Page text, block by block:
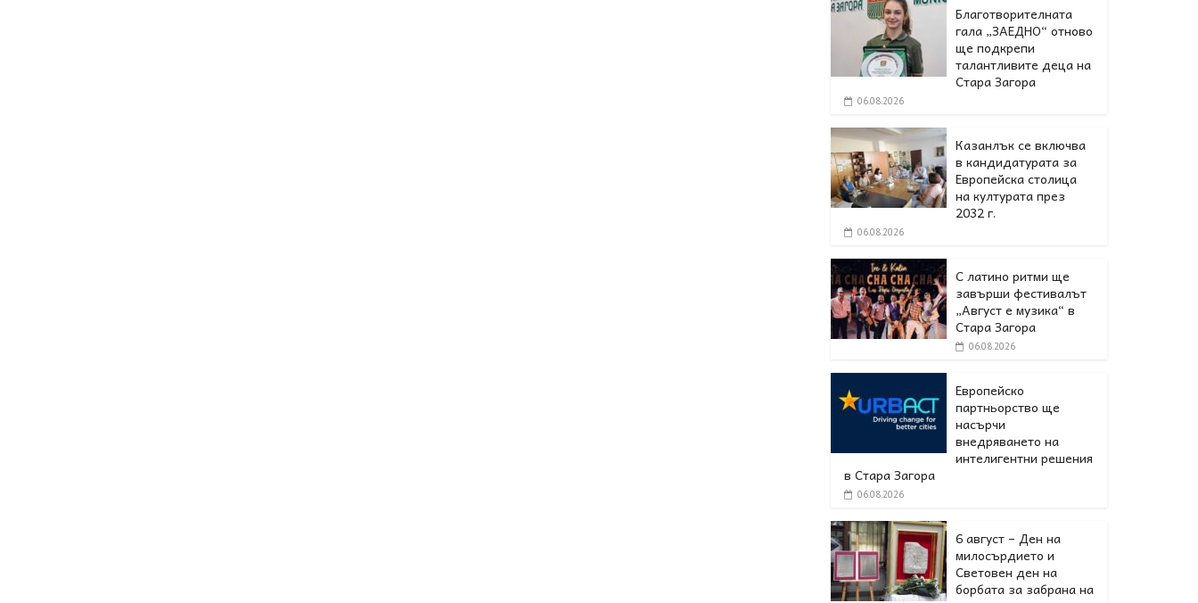
Благотворителната
гала „ЗАЕДНО“ отново
ще подкрепи
талантливите деца на
Стара Загора
06.08.2026
Казанлък се включва
в кандидатурата за
Европейска столица
на културата през
2032 г.
06.08.2026
С латино ритми ще
завърши фестивалът
„Август е музика“ в
Стара Загора
06.08.2026
Европейско
партньорство ще
насърчи
внедряването на
интелигентни решения
в Стара Загора
06.08.2026
6 август – Ден на
милосърдието и
Световен ден на
борбата за забрана на